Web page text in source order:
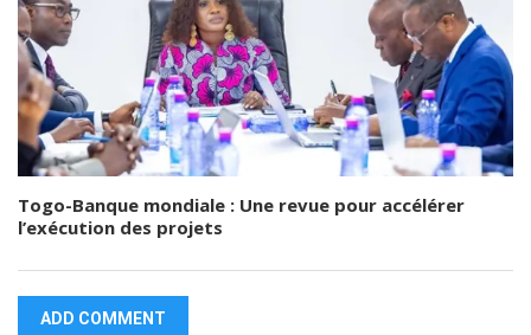
Togo-Banque mondiale : Une revue pour accélérer
l’exécution des projets
ADD COMMENT